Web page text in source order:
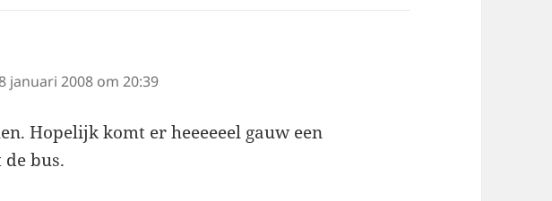
januari 2008 om 20:39
Hopelijk komt er heeeeeel gauw een
bus.